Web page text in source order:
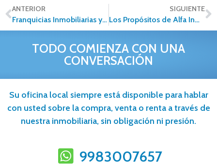
ANTERIOR
Franquicias Inmobiliarias y Compromiso Social: Forjando un Futuro Sostenible
SIGUIENTE
Los Propósitos de Alfa Inmobiliaria
TODO COMIENZA CON UNA
CONVERSACIÓN
Su oficina local siempre está disponible para hablar
con usted sobre la compra, venta o renta a través de
nuestra inmobiliaria, sin obligación ni presión.
9983007657